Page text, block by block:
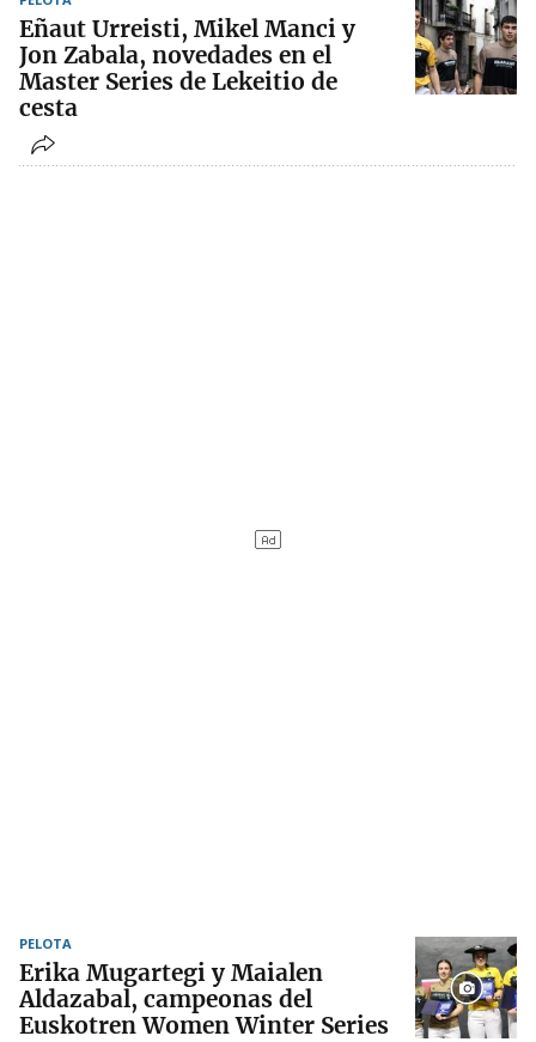
Eñaut Urreisti, Mikel Manci y
Jon Zabala, novedades en el
Master Series de Lekeitio de
cesta
PELOTA
Erika Mugartegi y Maialen
Aldazabal, campeonas del
Euskotren Women Winter Series